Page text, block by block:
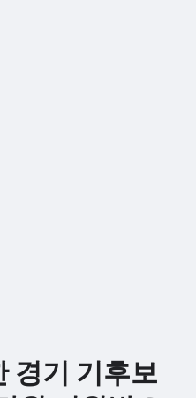
경기 기후보